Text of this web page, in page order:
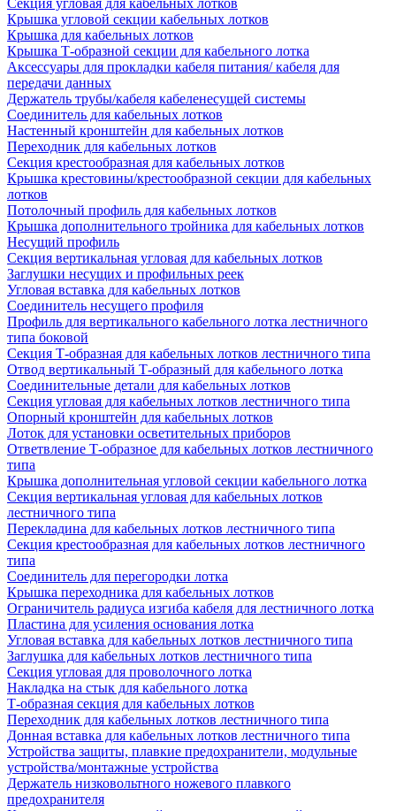
Секция угловая для кабельных лотков
Крышка угловой секции кабельных лотков
Крышка для кабельных лотков
Крышка Т-образной секции для кабельного лотка
Аксессуары для прокладки кабеля питания/ кабеля для
передачи данных
Держатель трубы/кабеля кабеленесущей системы
Соединитель для кабельных лотков
Настенный кронштейн для кабельных лотков
Переходник для кабельных лотков
Секция крестообразная для кабельных лотков
Крышка крестовины/крестообразной секции для кабельных
лотков
Потолочный профиль для кабельных лотков
Крышка дополнительного тройника для кабельных лотков
Несущий профиль
Секция вертикальная угловая для кабельных лотков
Заглушки несущих и профильных реек
Угловая вставка для кабельных лотков
Соединитель несущего профиля
Профиль для вертикального кабельного лотка лестничного
типа боковой
Секция Т-образная для кабельных лотков лестничного типа
Отвод вертикальный Т-образный для кабельного лотка
Соединительные детали для кабельных лотков
Секция угловая для кабельных лотков лестничного типа
Опорный кронштейн для кабельных лотков
Лоток для установки осветительных приборов
Ответвление Т-образное для кабельных лотков лестничного
типа
Крышка дополнительная угловой секции кабельного лотка
Секция вертикальная угловая для кабельных лотков
лестничного типа
Перекладина для кабельных лотков лестничного типа
Секция крестообразная для кабельных лотков лестничного
типа
Соединитель для перегородки лотка
Крышка переходника для кабельных лотков
Ограничитель радиуса изгиба кабеля для лестничного лотка
Пластина для усиления основания лотка
Угловая вставка для кабельных лотков лестничного типа
Заглушка для кабельных лотков лестничного типа
Секция угловая для проволочного лотка
Накладка на стык для кабельного лотка
Т-образная секция для кабельных лотков
Переходник для кабельных лотков лестничного типа
Донная вставка для кабельных лотков лестничного типа
Устройства защиты, плавкие предохранители, модульные
устройства/монтажные устройства
Держатель низковольтного ножевого плавкого
предохранителя